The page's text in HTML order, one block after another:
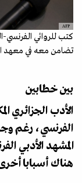
AFP
كتب للروائي
تضامن معه في معهد العالم
بين خطابين
الأدب الجزائري
الفرنسي، رغم
المشهد الأدبي
هناك أسبابا